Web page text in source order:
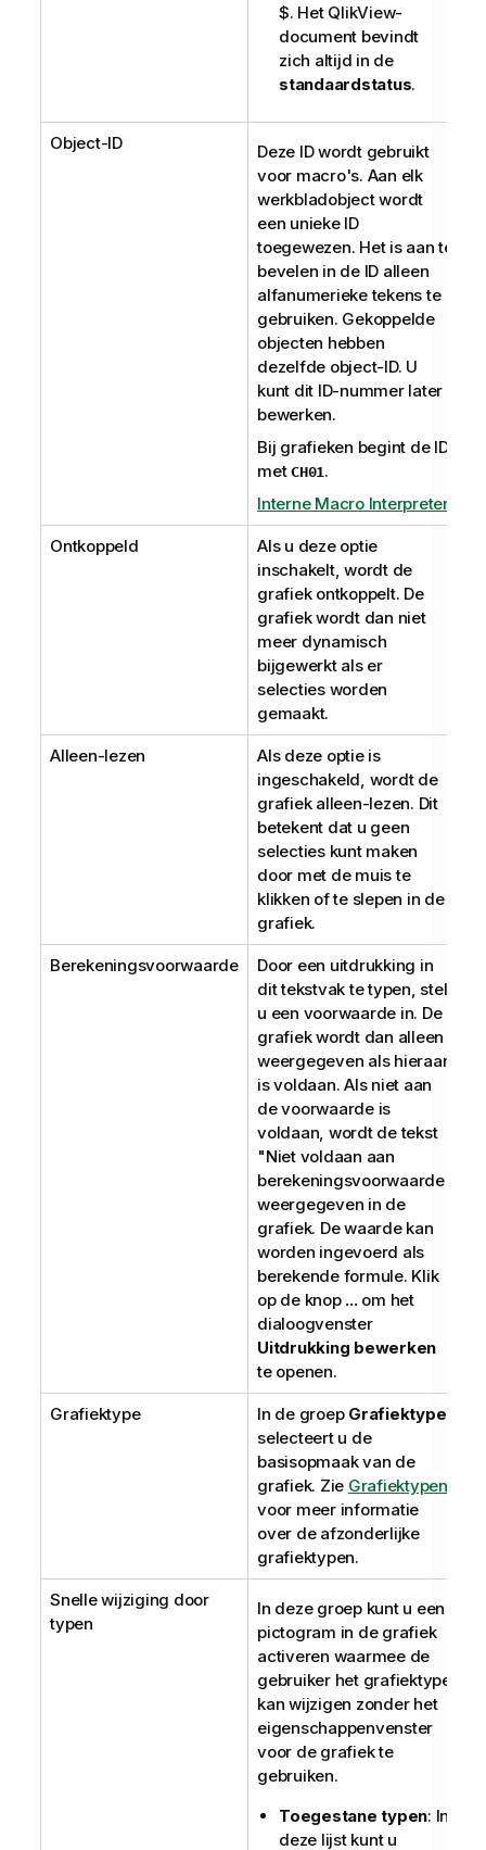
$. Het QlikView-
document bevindt
zich altijd in de
standaardstatus.
Object-ID
Deze ID wordt gebruikt
voor macro's. Aan elk
werkbladobject wordt
een unieke ID
toegewezen. Het is aan te
bevelen in de ID alleen
alfanumerieke tekens te
gebruiken. Gekoppelde
objecten hebben
dezelfde object-ID. U
kunt dit ID-nummer later
bewerken.
Bij grafieken begint de ID
metCH01.
Interne Macro Interpreter
Ontkoppeld
Als u deze optie
inschakelt, wordt de
grafiek ontkoppelt. De
grafiek wordt dan niet
meer dynamisch
bijgewerkt als er
selecties worden
gemaakt.
Alleen-lezen
Als deze optie is
ingeschakeld, wordt de
grafiek alleen-lezen. Dit
betekent dat u geen
selecties kunt maken
door met de muis te
klikken of te slepen in de
grafiek.
Berekeningsvoorwaarde
Door een uitdrukking in
dit tekstvak te typen, stelt
u een voorwaarde in. De
grafiek wordt dan alleen
weergegeven als hieraan
is voldaan. Als niet aan
de voorwaarde is
voldaan, wordt de tekst
"Niet voldaan aan
berekeningsvoorwaarde"
weergegeven in de
grafiek. De waarde kan
worden ingevoerd als
berekende formule. Klik
op de knop ...om het
dialoogvenster
Uitdrukking bewerken
te openen.
Grafiektype In de groep Grafiektype
selecteert u de
basisopmaak van de
grafiek. Zie Grafiektypen
voor meer informatie
over de afzonderlijke
grafiektypen.
Snelle wijziging door
typen
In deze groep kunt u een
pictogram in de grafiek
activeren waarmee de
gebruiker het grafiektype
kan wijzigen zonder het
eigenschappenvenster
voor de grafiek te
gebruiken.
Toegestane typen: In
deze lijst kunt u